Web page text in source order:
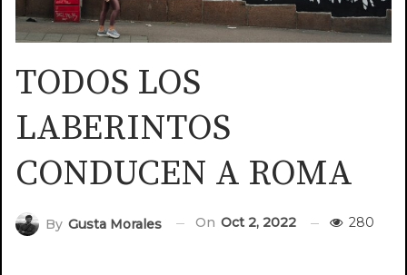
TODOS LOS
LABERINTOS
CONDUCEN A ROMA
By Gusta Morales On Oct 2, 2022 280